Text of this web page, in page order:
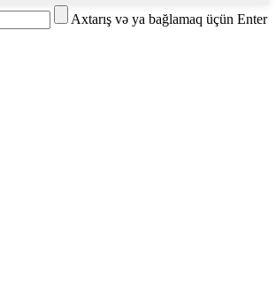
Axtarış və ya bağlamaq üçün Enter